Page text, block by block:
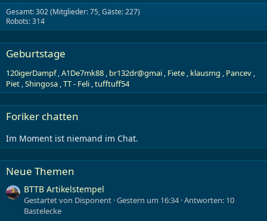
Gesamt: 302 (Mitglieder: 75, Gäste: 227)
Robots: 314
Geburtstage
120igerDampf A1De7mk88 br132dr@gmai Fiete klausmg
Pancev
Piet Shingosa TT - Feli tufftuff54
Foriker chatten
Im Moment ist niemand im Chat.
Neue Themen
BTTB Artikelstempel
Gestartet von Disponent Gestern um 16:34 Antworten: 10
Bastelecke